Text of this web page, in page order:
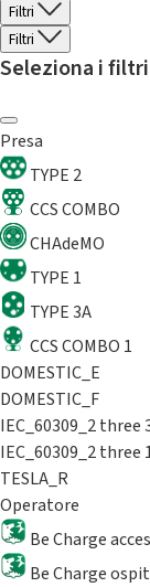
Filtri
Filtri
Seleziona i filtri
Presa
TYPE 2
CCS COMBO
CHAdeMO
TYPE 1
TYPE 3A
CCS COMBO 1
DOMESTIC_E
DOMESTIC_F
IEC_60309_2 three
IEC_60309_2 three
TESLA_R
Operatore
Be Charge
Be Charge